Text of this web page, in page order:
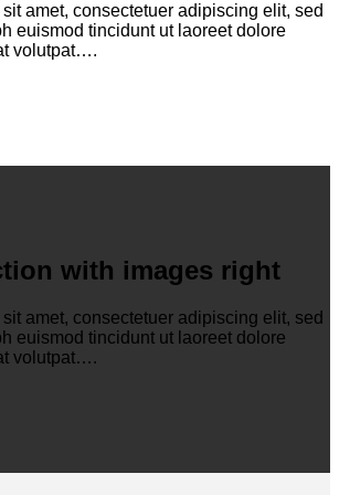
amet, consectetuer adipiscing elit, sed
euismod tincidunt ut laoreet dolore
volutpat….
with images right
sit amet, consectetuer adipiscing elit, sed
euismod tincidunt ut laoreet dolore
volutpat….